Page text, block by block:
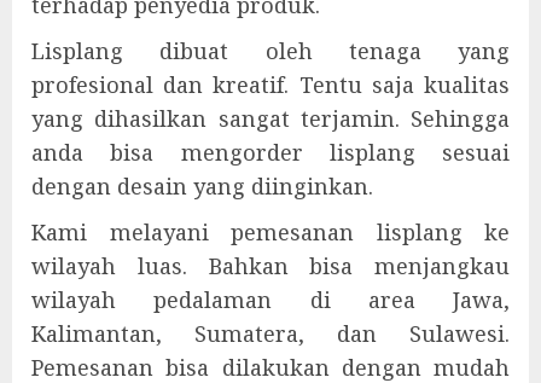
Lisplang dibuat oleh tenaga yang
profesional dan kreatif. Tentu saja kualitas
yang dihasilkan sangat terjamin. Sehingga
anda bisa mengorder lisplang sesuai
dengan desain yang diinginkan.
Kami melayani pemesanan lisplang ke
wilayah luas. Bahkan bisa menjangkau
wilayah pedalaman di area Jawa,
Kalimantan, Sumatera, dan Sulawesi.
Pemesanan bisa dilakukan dengan mudah